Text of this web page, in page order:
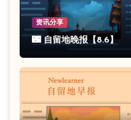
资讯分享
🌃 自留地晚报【8.6】